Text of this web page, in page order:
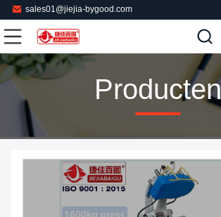
sales01@jiejia-bygood.com
Producten